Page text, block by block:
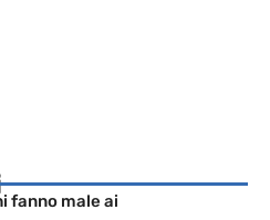
fanno male ai